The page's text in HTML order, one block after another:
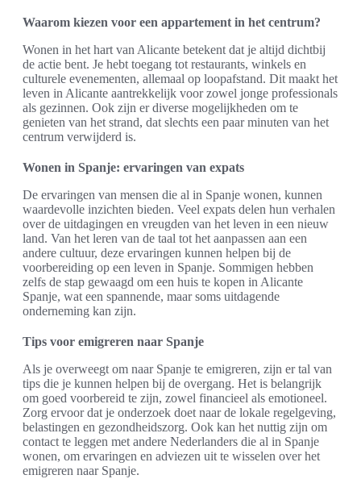
Waarom kiezen voor een appartement in het centrum?
Wonen in het hart van Alicante betekent dat je altijd dichtbij
de actie bent. Je hebt toegang tot restaurants, winkels en
culturele evenementen, allemaal op loopafstand. Dit maakt het
leven in Alicante aantrekkelijk voor zowel jonge professionals
als gezinnen. Ook zijn er diverse mogelijkheden om te
genieten van het strand, dat slechts een paar minuten van het
centrum verwijderd is.
Wonen in Spanje: ervaringen van expats
De ervaringen van mensen die al in Spanje wonen, kunnen
waardevolle inzichten bieden. Veel expats delen hun verhalen
over de uitdagingen en vreugden van het leven in een nieuw
land. Van het leren van de taal tot het aanpassen aan een
andere cultuur, deze ervaringen kunnen helpen bij de
voorbereiding op een leven in Spanje. Sommigen hebben
zelfs de stap gewaagd om een huis te kopen in Alicante
Spanje, wat een spannende, maar soms uitdagende
onderneming kan zijn.
Tips voor emigreren naar Spanje
Als je overweegt om naar Spanje te emigreren, zijn er tal van
tips die je kunnen helpen bij de overgang. Het is belangrijk
om goed voorbereid te zijn, zowel financieel als emotioneel.
Zorg ervoor dat je onderzoek doet naar de lokale regelgeving,
belastingen en gezondheidszorg. Ook kan het nuttig zijn om
contact te leggen met andere Nederlanders die al in Spanje
wonen, om ervaringen en adviezen uit te wisselen over het
emigreren naar Spanje.